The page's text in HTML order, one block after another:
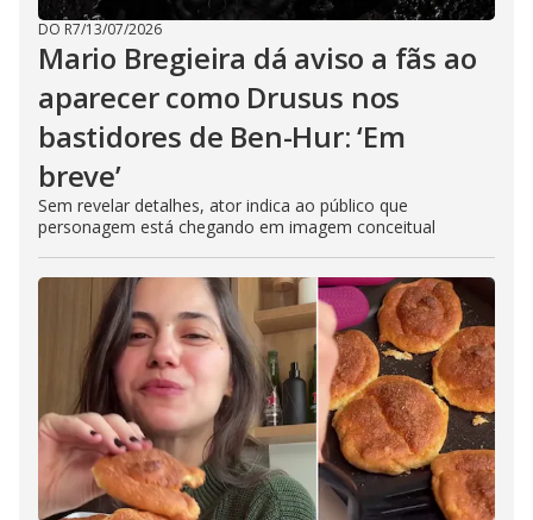
DO R7/13/07/2026
Mario Bregieira dá aviso a fãs ao
aparecer como Drusus nos
bastidores de Ben-Hur: ‘Em
breve’
Sem revelar detalhes, ator indica ao público que
personagem está chegando em imagem conceitual